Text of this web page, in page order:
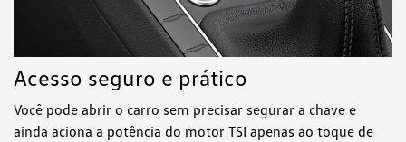
Acesso seguro e prático
Você pode abrir o carro sem precisar segurar a chave e
ainda aciona a potência do motor TSI apenas ao toque de